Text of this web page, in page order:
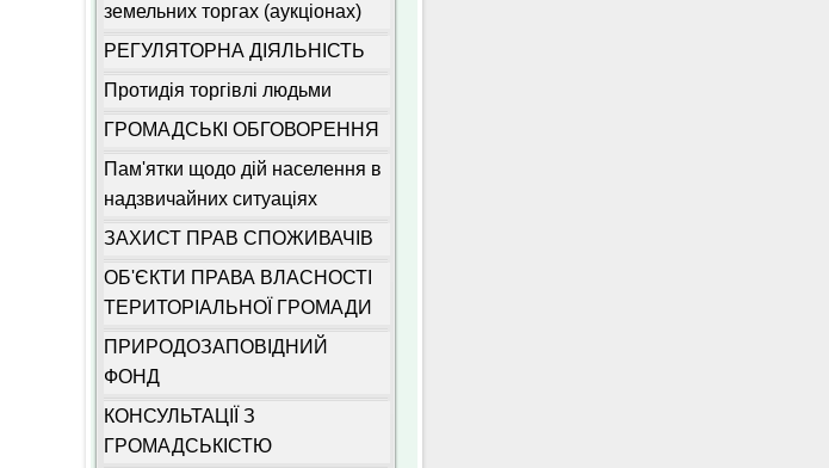
земельних торгах (аукціонах)
РЕГУЛЯТОРНА ДІЯЛЬНІСТЬ
Протидія торгівлі людьми
ГРОМАДСЬКІ ОБГОВОРЕННЯ
Пам'ятки щодо дій населення в
надзвичайних ситуаціях
ЗАХИСТ ПРАВ СПОЖИВАЧІВ
ОБ'ЄКТИ ПРАВА ВЛАСНОСТІ
ТЕРИТОРІАЛЬНОЇ ГРОМАДИ
ПРИРОДОЗАПОВІДНИЙ
ФОНД
КОНСУЛЬТАЦІЇ З
ГРОМАДСЬКІСТЮ